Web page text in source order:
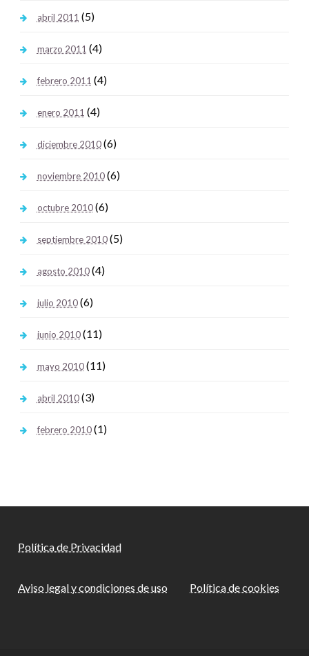
abril 2011 (5)
marzo 2011 (4)
febrero 2011 (4)
enero 2011 (4)
diciembre 2010(6)
noviembre 2010(6)
octubre 2010(6)
septiembre 2010(5)
agosto 2010(4)
julio 2010(6)
junio 2010(11)
mayo 2010(11)
abril 2010(3)
febrero 2010(1)
Política de Privacidad
Aviso legal y condiciones de uso Política de cookies